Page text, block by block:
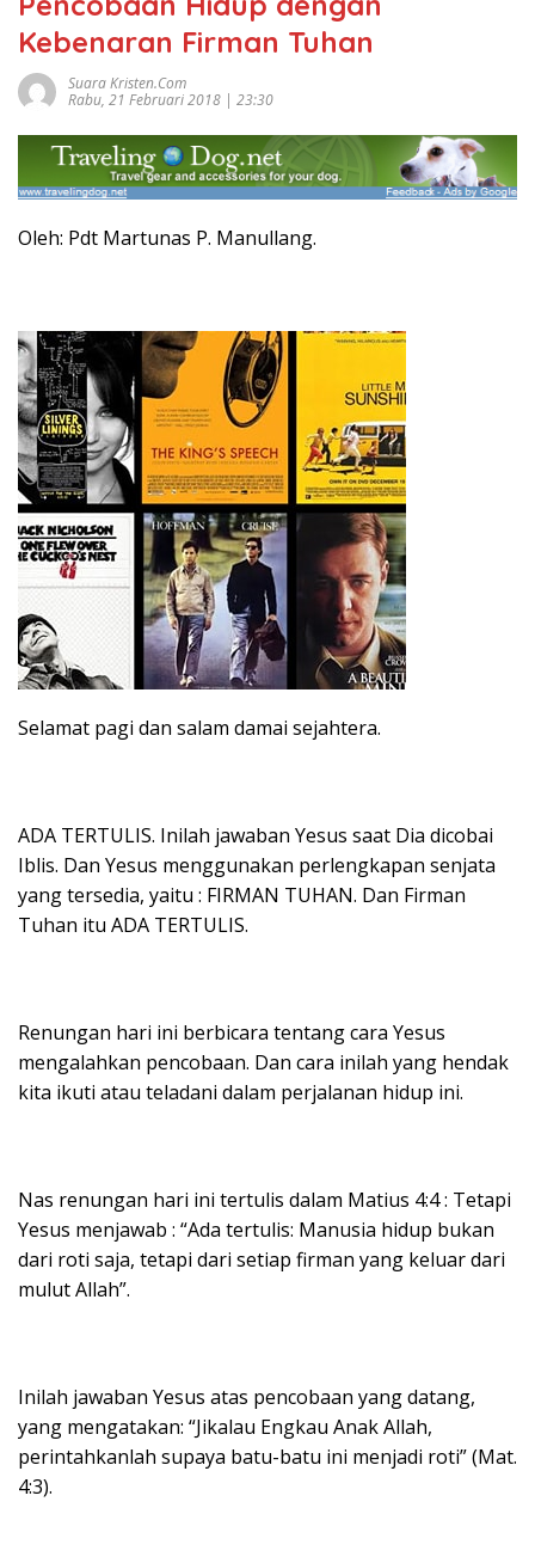
Kebenaran Firman Tuhan
Suara Kristen.com
Rabu, 21 Februari 2018 | 23:30
Oleh: Pdt Martunas P. Manullang.
Selamat pagi dan salam damai sejahtera.
ADA TERTULIS. Inilah jawaban Yesus saat Dia dicobai
Iblis. Dan Yesus menggunakan perlengkapan senjata
yang tersedia, yaitu : FIRMAN TUHAN. Dan Firman
Tuhan itu ADA TERTULIS.
Renungan hari ini berbicara tentang cara Yesus
mengalahkan pencobaan. Dan cara inilah yang hendak
kita ikuti atau teladani dalam perjalanan hidup ini.
Nas renungan hari ini tertulis dalam Matius 4:4 : Tetapi
Yesus menjawab : “Ada tertulis: Manusia hidup bukan
dari roti saja, tetapi dari setiap firman yang keluar dari
mulut Allah”.
Inilah jawaban Yesus atas pencobaan yang datang,
yang mengatakan: “Jikalau Engkau Anak Allah,
perintahkanlah supaya batu-batu ini menjadi roti” (Mat.
4:3).